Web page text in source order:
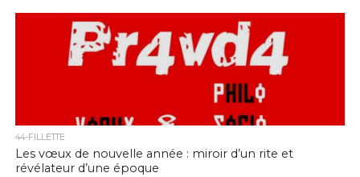
44-FILLETTE
Les vœux de nouvelle année : miroir d’un rite et
révélateur d’une époque